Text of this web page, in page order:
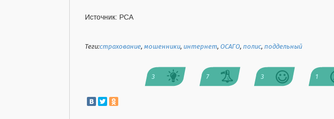
Источник: РСА
Теги:страхование,мошенники, интернет,ОСАГО,полис,поддельный
3 7 3 1